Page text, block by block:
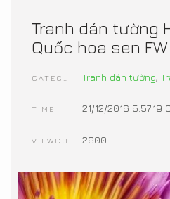
Tranh dán tường
Quốc hoa sen
Tranh dán tường,
TIME 21/12/2016 5:57:19
2900